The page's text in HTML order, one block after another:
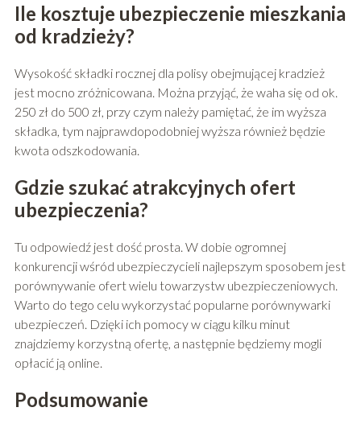
Ile kosztuje ubezpieczenie mieszkania
od kradzieży?
Wysokość składki rocznej dla polisy obejmującej kradzież
jest mocno zróżnicowana. Można przyjąć, że waha się od ok.
250 zł do 500 zł, przy czym należy pamiętać, że im wyższa
składka, tym najprawdopodobniej wyższa również będzie
kwota odszkodowania.
Gdzie szukać atrakcyjnych ofert
ubezpieczenia?
Tu odpowiedź jest dość prosta. W dobie ogromnej
konkurencji wśród ubezpieczycieli najlepszym sposobem jest
porównywanie ofert wielu towarzystw ubezpieczeniowych.
Warto do tego celu wykorzystać popularne porównywarki
ubezpieczeń. Dzięki ich pomocy w ciągu kilku minut
znajdziemy korzystną ofertę, a następnie będziemy mogli
opłacić ją online.
Podsumowanie